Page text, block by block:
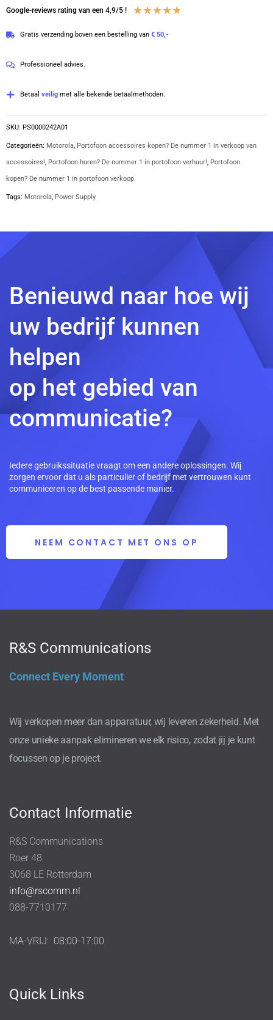
90W
PMPN4289A
aantal
Google-reviews rating van een 4,9/5 ! ★★★★★
Gratis verzending boven een bestelling van € 50,-
Professioneel advies.
Betaal veilig met alle bekende betaalmethoden.
SKU: PS0000242A01
Categorieën: Motorola, Portofoon accessoires kopen? De nummer 1 in verkoop van
accessoires!, Portofoon huren? De nummer 1 in portofoon verhuur!, Portofoon
kopen? De nummer 1 in portofoon verkoop
Tags: Motorola, Power Supply
Benieuwd naar hoe wij
uw bedrijf kunnen
helpen
op het gebied van
communicatie?
Iedere gebruikssituatie vraagt om een andere oplossingen. Wij
zorgen ervoor dat u als particulier of bedrijf met vertrouwen kunt
communiceren op de best passende manier.
NEEM CONTACT MET ONS OP
R&S Communications
Connect Every Moment
Wij verkopen meer dan apparatuur, wij leveren zekerheid. Met
onze unieke aanpak elimineren we elk risico, zodat jij je kunt
focussen op je project.
Contact Informatie
R&S Communications
Roer 48
3068 LE Rotterdam
info@rscomm.nl
088-7710177
MA-VRIJ: 08:00-17:00
Quick Links